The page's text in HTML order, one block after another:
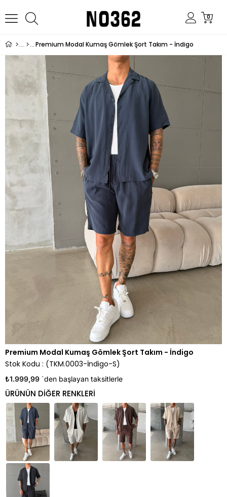
0
Premium Modal Kumaş Gömlek Şort Takım - İndigo
Premium Modal Kumaş Gömlek Şort Takım - İndigo
Stok Kodu
(TKM.0003-İndigo-S)
₺1.999,99 `den başlayan taksitlerle